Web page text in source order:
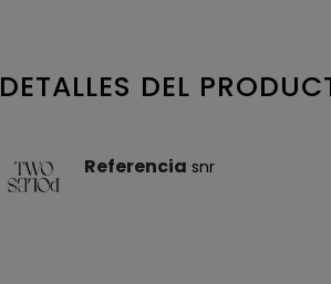
DETALLES DEL
Referencia snr